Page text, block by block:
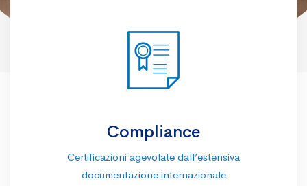
Compliance
Certificazioni agevolate dall’estensiva
documentazione internazionale